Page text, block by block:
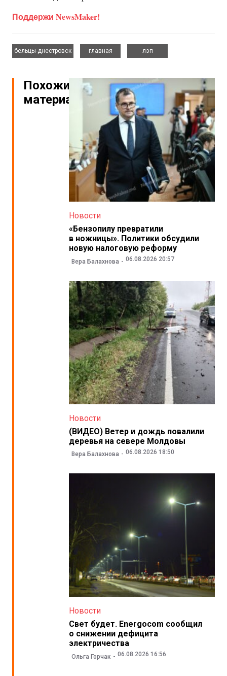
Поддержи NewsMaker!
бельцы-днестровск
главная
лэп
Похожие
материалы
Новости
«Бензопилу превратили
в ножницы». Политики обсудили
новую налоговую реформу
Вера Балахнова 06.08.2026 20:57
Новости
(ВИДЕО) Ветер и дождь повалили
деревья на севере Молдовы
Вера Балахнова 06.08.2026 18:50
Новости
Свет будет. Energocom сообщил
о снижении дефицита
электричества
Ольга Горчак 06.08.2026 16:56